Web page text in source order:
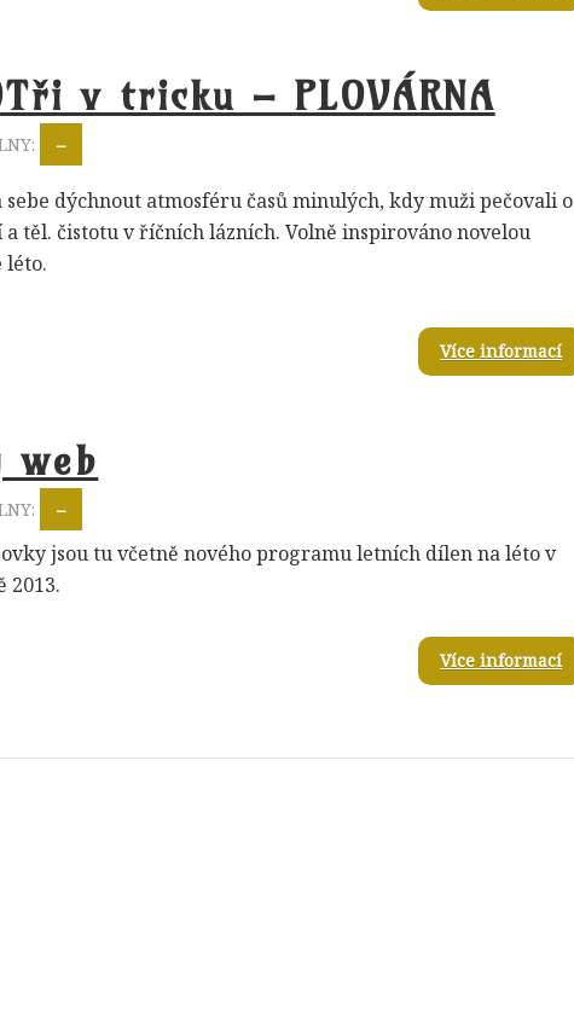
v tricku – PLOVÁRNA
–
sebe dýchnout atmosféru časů minulých, kdy muži pečovali o
a těl. čistotu v říčních lázních. Volně inspirováno novelou
léto.
Více informací
web
–
jsou tu včetně nového programu letních dílen na léto v
2013.
Více informací